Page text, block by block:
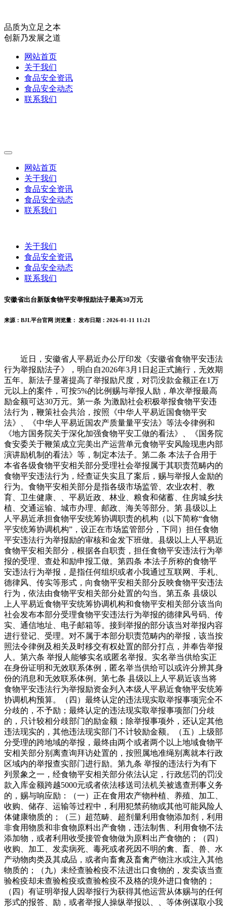
品质为立足之本
创新乃发展之道
网站首页
关于我们
食品安全资讯
食品安全动态
联系我们
网站首页
关于我们
食品安全资讯
食品安全动态
联系我们
关于我们
食品安全资讯
食品安全动态
联系我们
安徽省出台新版食物平安举报励法子最高30万元
来源：BJL平台官网 浏览量： 发布日期：2026-01-11 11:21
近日，安徽省人平易近办公厅印发《安徽省食物平安违法
行为举报励法子》，明白自2026年3月1日起正式施行，无效期
五年。新法子显著提高了举报励尺度，对罚没款金额正在1万
元以上的案件，可按5%的比例赐与举报人励，单次举报最高
励金额可达30万元。第一条 为激励社会积极举报食物平安违
法行为，鞭策社会共治，按照《中华人平易近国食物平安
法》、《中华人平易近国农产质量量平安法》等法令律例和
《地方国务院关于深化加强食物平安工做的看法》、《国务院
食安委关于鞭策成立完美出产运营单元食物平安风险现患内部
演讲励机制的看法》等，制定本法子。第二条 本法子合用于
本省各级食物平安相关部分受理社会举报属于其职责范畴内的
食物平安违法行为，经查证失实且了案后，赐与举报人金励的
行为。食物平安相关部分是指各级市场监管、农业农村、教
育、卫生健康、、平易近政、林业、粮食和储蓄、住房城乡扶
植、交通运输、城市办理、邮政、海关等部分。第 县级以上
人平易近承担食物平安统筹协调职责的机构（以下简称“食物
平安统筹协调机构”，设正在市场监管部分，下同）担任食物
平安违法行为举报励的审核和金发下班做。县级以上人平易近
食物平安相关部分，根据各自职责，担任食物平安违法行为举
报的受理、查处和励申报工做。第四条 本法子所称的食物平
安违法行为举报，是指任何组织或者小我通过互联网、手札、
德律风、传实等形式，向食物平安相关部分反映食物平安违法
行为，依法由食物平安相关部分处置的勾当。第五条 县级以
上人平易近食物平安统筹协调机构和食物平安相关部分该当向
社会发布本部分受理食物平安违法行为举报的德律风号码、传
实、通信地址、电子邮箱等。接到举报的部分该当对举报内容
进行登记、受理。对不属于本部分职责范畴内的举报，该当按
照法令律例及相关及时移交有权处置的部分打点，并奉告举报
人。第六条 举报人能够实名或匿名举报。实名举当供给实正
在身份证明和无效联系体例，匿名举当供给可以或许分辨其身
份的消息和无效联系体例。第七条 县级以上人平易近该当将
食物平安违法行为举报励资金列入本级人平易近食物平安统筹
协调机构预算。（四）最终认定的违法现实取举报事项完全不
分歧的，不予励；最终认定的违法现实取举报事项部门分歧
的，只计较相分歧部门的励金额；除举报事项外，还认定其他
违法现实的，其他违法现实部门不计较励金额。（五）上级部
分受理的跨地域的举报，最终由两个或者两个以上地域食物平
安相关部分别离查询拜访处置的，按照属地准绳别离就本行政
区域内的举报查实部门进行励。第九条 举报的违法行为有下
列景象之一，经食物平安相关部分依法认定，行政惩罚的罚没
款入库金额跨越5000元或者依法移送司法机关被逃查刑事义务
的，赐与响应励：（一）正在食用农产物种植、养殖、加工、
收购、储存、运输等过程中，利用犯禁药物或其他可能风险人
体健康物质的；（三）超范畴、超剂量利用食物添加剂，利用
非食用物质和非食物原料出产食物，违法制售、利用食物不法
添加物，或者利用收受接管食物做为原料出产食物的；（四）
收购、加工、发卖病死、毒死或者死因不明的禽、畜、兽、水
产动物肉类及其成品，或者向畜禽及畜禽产物注水或注入其他
物质的；（九）未经查验检疫不法进出口食物的，发卖该当查
验检疫却未查验检疫或查验检疫不及格的境外进口食物的；
（四）有证明举报人因举报行为获得其他运营从体赐与的任何
形式的报答、励，或者举报人操纵举报以、、等体例谋取小我